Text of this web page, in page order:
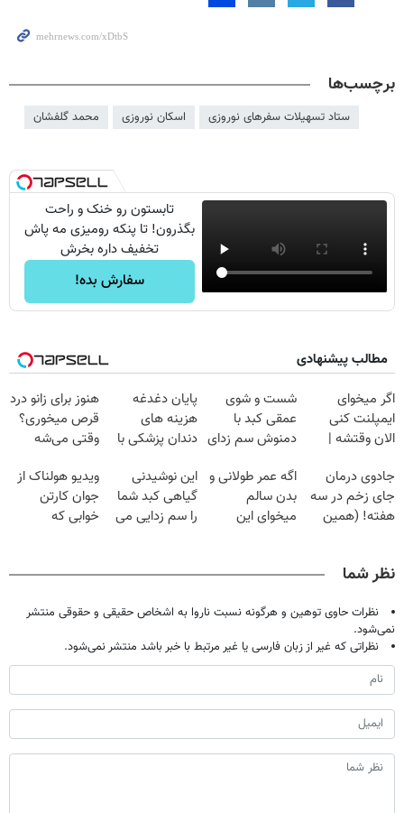
برچسب‌ها
ستاد تسهیلات سفرهای نوروزی اسکان نوروزی محمد گلفشان
تابستون رو خنک و راحت
بگذرون! تا پنکه رومیزی مه پاش
تخفیف داره بخرش
سفارش بده!
مطالب پیشنهادی
اگر میخوای
ایمپلنت کنی
الان وقتشه |
میلیون تومان!!!
شست و شوی
عمقی کبد با
دمنوش سم زدای
پایان دغدغه
هزینه های
دندان پزشکی با
خانگی
هنوز برای زانو درد
قرص میخوری؟
وقتی می‌شه
درمانش کرد؟؟؟؟
جادوی درمان
جای زخم در سه
هفته! (همین
اگه عمر طولانی و
بدن سالم
میخوای این
این نوشیدنی
گیاهی کبد شما
را سم زدایی می
ویدیو هولناک از
جوان کارتن
خوابی که
نظر شما
نظرات حاوی توهین و هرگونه نسبت ناروا به اشخاص حقیقی و حقوقی منتشر
نمی‌شود.
نظراتی که غیر از زبان فارسی یا غیر مرتبط با خبر باشد منتشر نمی‌شود.